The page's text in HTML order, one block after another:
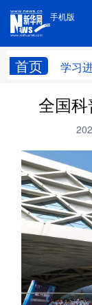
手机版
首页 学习
手机版
学习进行时
台湾
科技
文化
访谈
法律
全国